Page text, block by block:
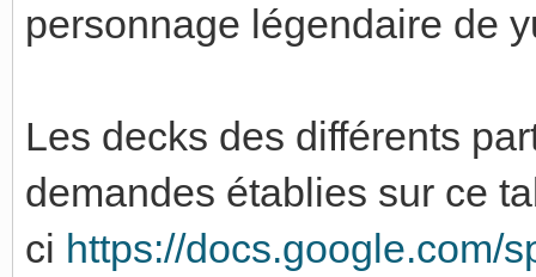
personnage légendaire de
Les decks des différents
demandes établies sur ce
ci https://docs.google.com/